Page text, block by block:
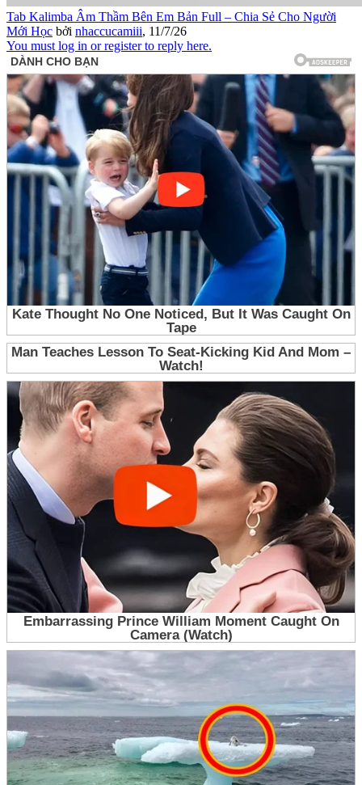
Tab Kalimba Âm Thầm Bên Em Bản Full – Chia Sẻ Cho Người
Mới Học bởi nhaccucamiii, 11/7/26
You must log in or register to reply here.